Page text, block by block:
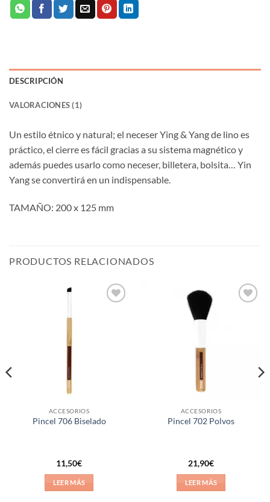
DESCRIPCIÓN
VALORACIONES (1)
Un estilo étnico y natural; el neceser Ying & Yang de lino es
práctico, el cierre es fácil gracias a su sistema magnético y
además puedes usarlo como neceser, billetera, bolsita… Yin
Yang se convertirá en un indispensable.
TAMAÑO: 200 x 125 mm
PRODUCTOS RELACIONADOS
ACCESORIOS
Pincel 706 Biselado
11,50€
LEER MÁS
ACCESORIOS
Pincel 702 Polvos
21,90€
LEER MÁS